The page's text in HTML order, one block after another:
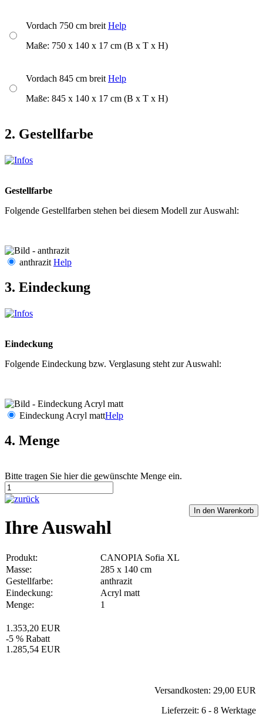
Vordach 750 cm breit Help
Maße: 750 x 140 x 17 cm (B x T x H)
Vordach 845 cm breit Help
Maße: 845 x 140 x 17 cm (B x T x H)
2. Gestellfarbe
Gestellfarbe
Folgende Gestellfarben stehen bei diesem Modell zur Auswahl:
anthrazit Help
3. Eindeckung
Eindeckung
Folgende Eindeckung bzw. Verglasung steht zur Auswahl:
Eindeckung Acryl mattHelp
4. Menge
Bitte tragen Sie hier die gewünschte Menge ein.
Ihre Auswahl
Produkt:
CANOPIA Sofia XL
Masse:
285 x 140 cm
Gestellfarbe:
anthrazit
Eindeckung:
Acryl matt
Menge:
1
1.353,20 EUR
-5 % Rabatt
1.285,54 EUR
Versandkosten: 29,00 EUR
Lieferzeit: 6 - 8 Werktage